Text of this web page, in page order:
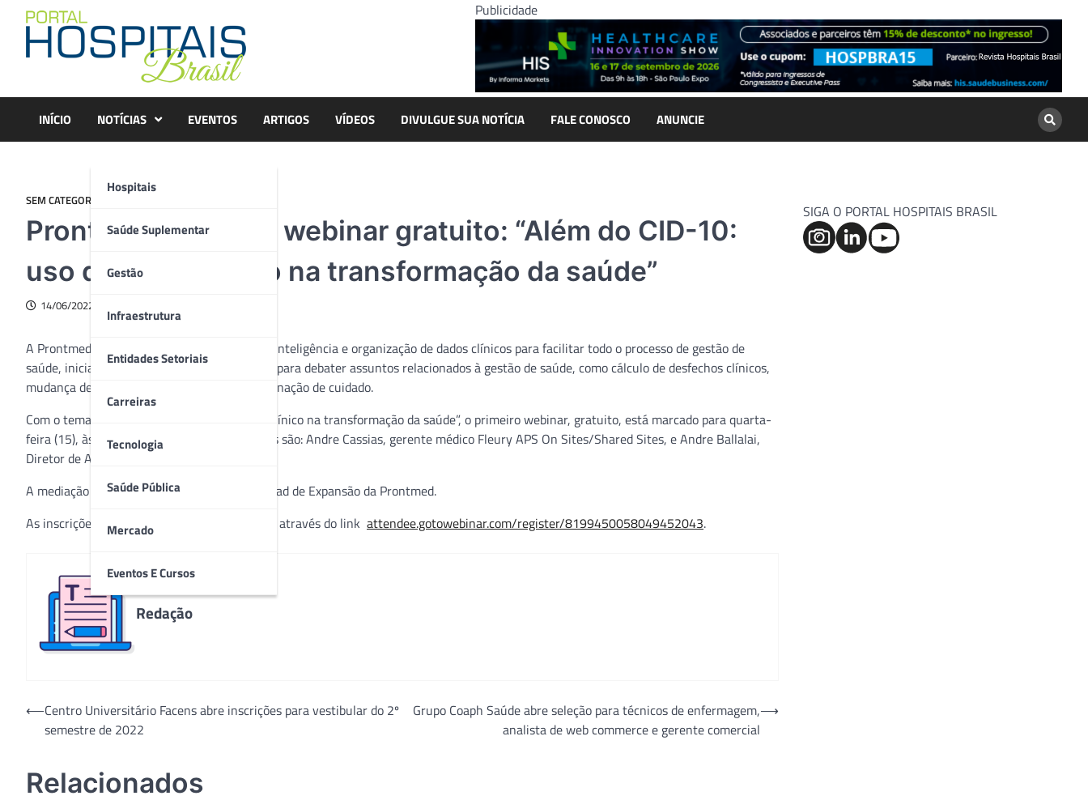
content
Publicidade
INÍCIO NOTÍCIAS
Hospitais
Saúde Suplementar
Gestão
Infraestrutura
Entidades Setoriais
Carreiras
Tecnologia
Saúde Pública
Mercado
Eventos E Cursos
EVENTOS ARTIGOS VÍDEOS DIVULGUE SUA NOTÍCIA FALE CONOSCO ANUNCIE
SEM CATEGORIA
Prontmed promove webinar gratuito: “Além do CID-10:
uso do dado clínico na transformação da saúde”
14/06/2022
A Prontmed,
que atua com foco na inteligência e organização de dados clínicos para facilitar todo o processo de gestão de
saúde, inicia este mês uma série de webinars para debater assuntos relacionados à gestão de saúde, como cálculo de desfechos clínicos,
mudança de modelo de remuneração e coordenação de cuidado.
Com o tema “Além do CID-10: o uso do dado clínico na transformação da saúde”, o primeiro webinar, gratuito, está marcado para quarta-
feira (15), às 17h. Os palestrantes convidados são: Andre Cassias, gerente médico Fleury APS On Sites/Shared Sites, e Andre Ballalai,
Diretor de Acesso e Princing IQVIA -USA.
A mediação será feita por Nathalia Nunes, Head de Expansão da Prontmed.
As inscrições são gratuitas e podem ser feitas através do link attendee.gotowebinar.com/register/8199450058049452043.
Redação
Navegação
⟵Centro Universitário Facens abre inscrições para vestibular do 2º
semestre de 2022
Grupo Coaph Saúde abre seleção para técnicos de enfermagem,
analista de web commerce e gerente comercial
⟶
Relacionados
SIGA O PORTAL HOSPITAIS BRASIL